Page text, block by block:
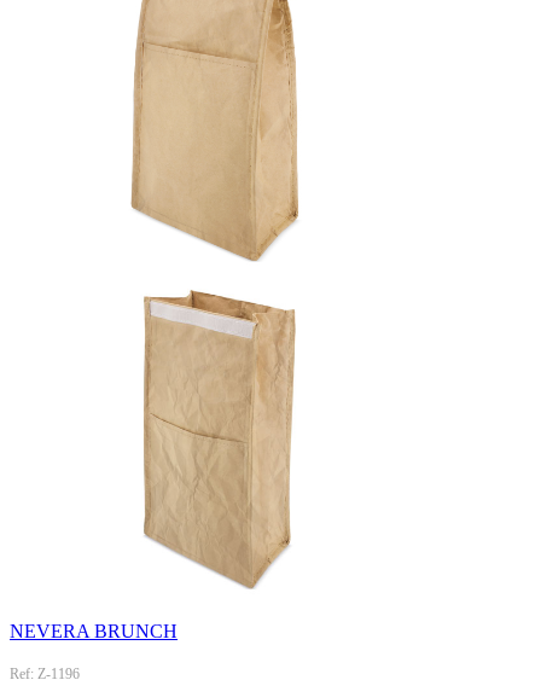
NEVERA BRUNCH
Ref: Z-1196